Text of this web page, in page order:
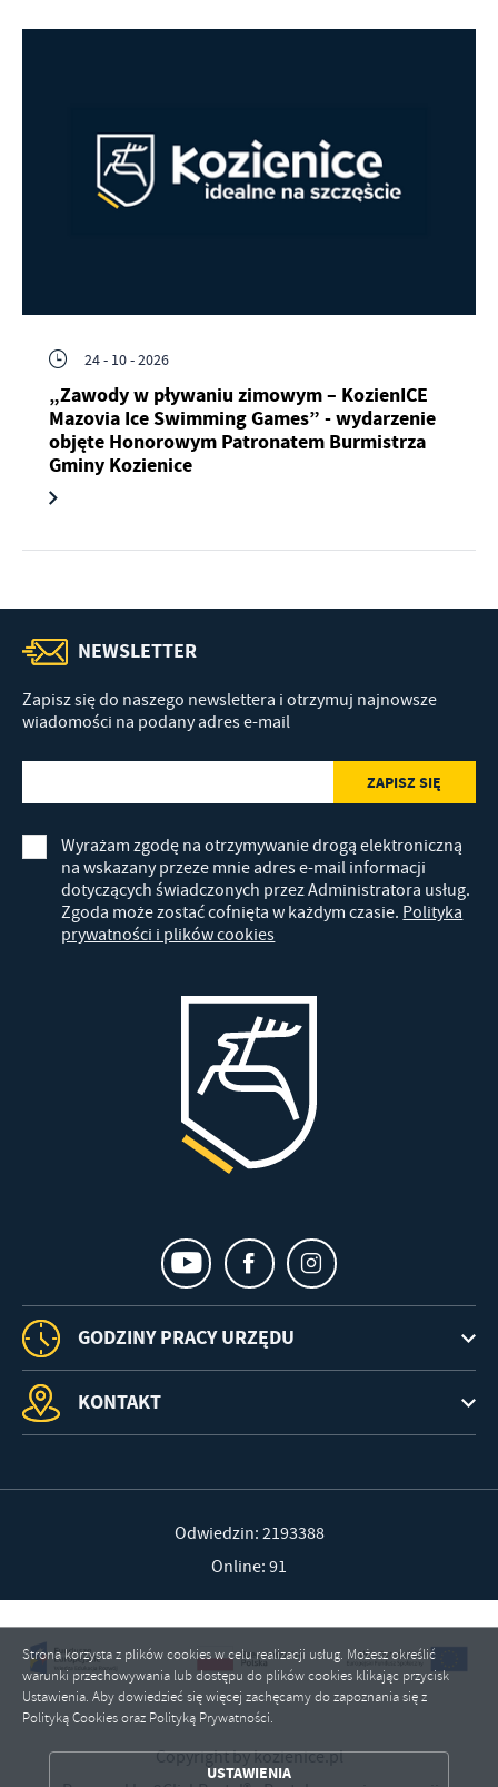
24 - 10 - 2026
„Zawody w pływaniu zimowym – KozienICE
Mazovia Ice Swimming Games” - wydarzenie
objęte Honorowym Patronatem Burmistrza
Gminy Kozienice
NEWSLETTER
Zapisz się do naszego newslettera i otrzymuj najnowsze
wiadomości na podany adres e-mail
Wyrażam zgodę na otrzymywanie drogą elektroniczną
na wskazany przeze mnie adres e-mail informacji
dotyczących świadczonych przez Administratora usług.
Zgoda może zostać cofnięta w każdym czasie. Polityka
prywatności i plików cookies
GODZINY PRACY URZĘDU
KONTAKT
Odwiedzin: 2193388
Online: 91
Copyright by kozienice.pl
Strona korzysta z plików cookies w celu realizacji usług. Możesz określić
warunki przechowywania lub dostępu do plików cookies klikając przycisk
Ustawienia. Aby dowiedzieć się więcej zachęcamy do zapoznania się z
Polityką Cookies oraz Polityką Prywatności.
USTAWIENIA